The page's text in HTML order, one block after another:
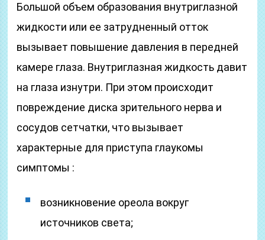
Большой объем образования внутриглазной
жидкости или ее затрудненный отток
вызывает повышение давления в передней
камере глаза. Внутриглазная жидкость давит
на глаза изнутри. При этом происходит
повреждение диска зрительного нерва и
сосудов сетчатки, что вызывает
характерные для приступа глаукомы
симптомы :
возникновение ореола вокруг
источников света;